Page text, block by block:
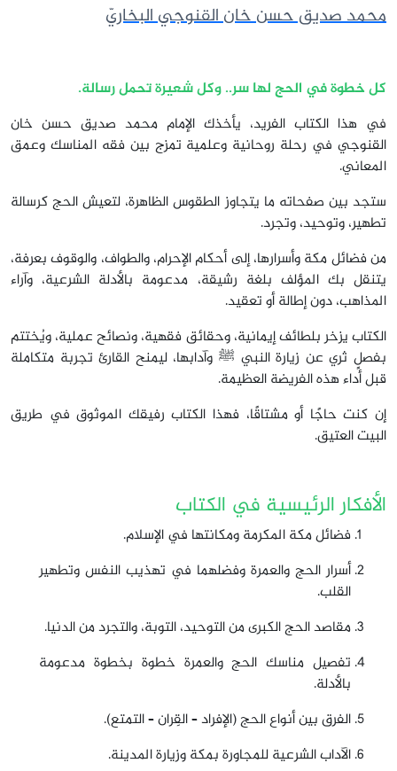
محمد صديق حسن خان القنوجي البخاريّ
كل خطوة في الحج لها سر.. وكل شعيرة تحمل رسالة.
في هذا الكتاب الفريد، يأخذك الإمام محمد صديق حسن خان
القنوجي في رحلة روحانية وعلمية تمزج بين فقه المناسك وعمق
المعاني.
ستجد بين صفحاته ما يتجاوز الطقوس الظاهرة، لتعيش الحج كرسالة
تطهير، وتوحيد، وتجرد.
من فضائل مكة وأسرارها، إلى أحكام الإحرام، والطواف، والوقوف بعرفة،
يتنقل بك المؤلف بلغة رشيقة، مدعومة بالأدلة الشرعية، وآراء
المذاهب، دون إطالة أو تعقيد.
الكتاب يزخر بلطائف إيمانية، وحقائق فقهية، ونصائح عملية، ويُختتم
بفصلٍ ثري عن زيارة النبي ﷺ وآدابها، ليمنح القارئ تجربة متكاملة
قبل أداء هذه الفريضة العظيمة.
إن كنت حاجًا أو مشتاقًا، فهذا الكتاب رفيقك الموثوق في طريق
البيت العتيق.
الأفكار الرئيسية في الكتاب
فضائل مكة المكرمة ومكانتها في الإسلام.
أسرار الحج والعمرة وفضلهما في تهذيب النفس وتطهير
القلب.
مقاصد الحج الكبرى من التوحيد، التوبة، والتجرد من الدنيا.
تفصيل مناسك الحج والعمرة خطوة بخطوة مدعومة
بالأدلة.
الفرق بين أنواع الحج (الإفراد – القِران – التمتع).
الآداب الشرعية للمجاورة بمكة وزيارة المدينة.